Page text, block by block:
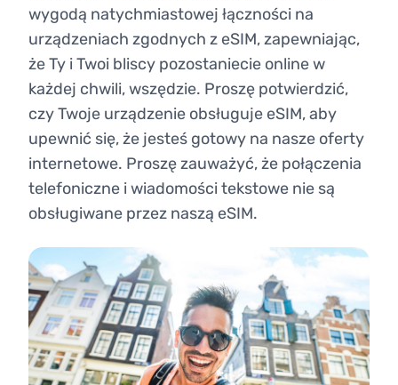
wygodą natychmiastowej łączności na
urządzeniach zgodnych z eSIM, zapewniając,
że Ty i Twoi bliscy pozostaniecie online w
każdej chwili, wszędzie. Proszę potwierdzić,
czy Twoje urządzenie obsługuje eSIM, aby
upewnić się, że jesteś gotowy na nasze oferty
internetowe. Proszę zauważyć, że połączenia
telefoniczne i wiadomości tekstowe nie są
obsługiwane przez naszą eSIM.